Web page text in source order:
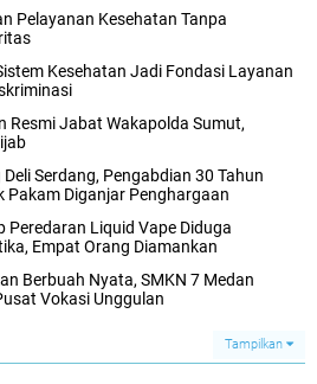
Pelayanan Kesehatan Tanpa
Kesehatan Jadi Fondasi Layanan
Resmi Jabat Wakapolda Sumut,
Serdang, Pengabdian 30 Tahun
Pakam Diganjar Penghargaan
Peredaran Liquid Vape Diduga
Empat Orang Diamankan
Berbuah Nyata, SMKN 7 Medan
Vokasi Unggulan
Tampilkan